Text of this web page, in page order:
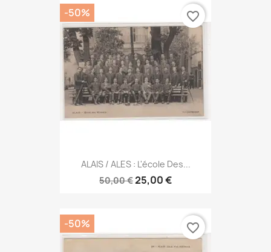
ALAIS / ALES : L'école Des...
50,00 €25,00 €
-50% favorite_border
-50% favorite_border